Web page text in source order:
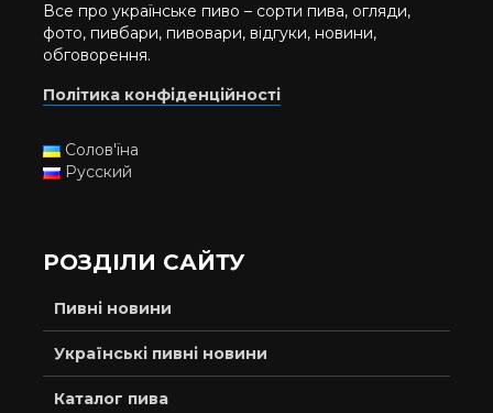
Все про українське пиво – сорти пива, огляди,
фото, пивбари, пивовари, відгуки, новини,
обговорення.
Політика конфіденційності
Солов'їна
Русский
РОЗДІЛИ САЙТУ
Пивні новини
Українські пивні новини
Каталог пива